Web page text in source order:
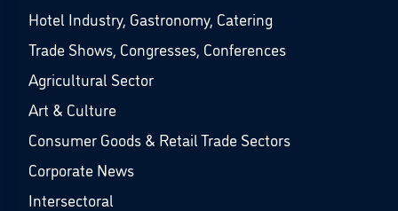
Hotel Industry, Gastronomy, Catering
Trade Shows, Congresses, Conferences
Agricultural Sector
Art & Culture
Consumer Goods & Retail Trade Sectors
Corporate News
Intersectoral